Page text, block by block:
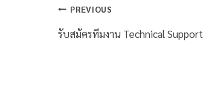
PREVIOUS
รับสมัครทีมงาน Technical Support